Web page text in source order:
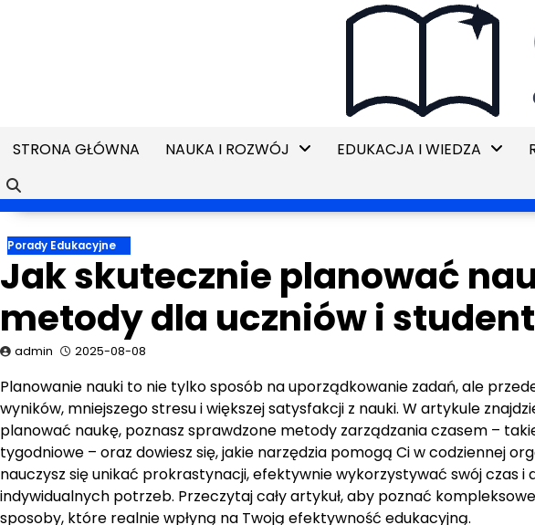
STRONA GŁÓWNA NAUKA I ROZWÓJ EDUKACJA I WIEDZA
Porady Edukacyjne
Jak skutecznie planować
metody dla uczniów i
admin 2025-08-08
Planowanie nauki to nie tylko sposób na uporządkowanie zadań, ale
wyników, mniejszego stresu i większej satysfakcji z nauki. W artykule
planować naukę, poznasz sprawdzone metody zarządzania czasem –
tygodniowe – oraz dowiesz się, jakie narzędzia pomogą Ci w codziennej
nauczysz się unikać prokrastynacji, efektywnie wykorzystywać swój czas i
indywidualnych potrzeb. Przeczytaj cały artykuł, aby poznać
sposoby, które realnie wpłyną na Twoją efektywność edukacyjną.